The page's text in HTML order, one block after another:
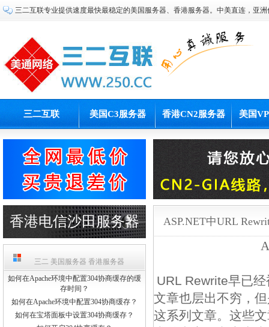
三二互联专业提供速度最快最稳定的美国服务器、香港服务器。中美直连，亚洲
三二互联 美国C3服务器 香港CN2服务器 美国
香港电信沙田服务器
三二 美国服务器 香港服务器
如何在Apache环境中配置304协商缓存的缓
存时间？
如何在Apache环境中配置304协商缓存？
如何在宝塔面板中设置304协商缓存？
ASP.NET中URL
URL Rewrite早已
文章也层出不穷，
这系列文章。这些